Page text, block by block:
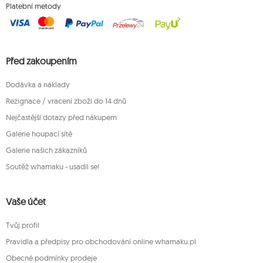
Platební metody
Před zakoupením
Dodávka a náklady
Rezignace / vracení zboží do 14 dnů
Nejčastější dotazy před nákupem
Galerie houpací sítě
Galerie našich zákazníků
Soutěž whamaku - usadil se!
Vaše účet
Tvůj profil
Pravidla a předpisy pro obchodování online whamaku.pl
Obecné podmínky prodeje